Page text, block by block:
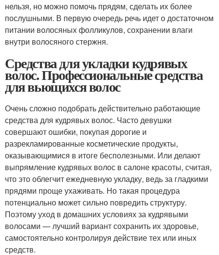
нельзя, но можно помочь прядям, сделать их более
послушными. В первую очередь речь идет о достаточном
питании волосяных фолликулов, сохранении влаги
внутри волосяного стержня.
Средства для укладки кудрявых
волос. Профессиональные средства
для вьющихся волос
Очень сложно подобрать действительно работающие
средства для кудрявых волос. Часто девушки
совершают ошибки, покупая дорогие и
разрекламированные косметические продукты,
оказывающимися в итоге бесполезными. Или делают
выпрямление кудрявых волос в салоне красоты, считая,
что это облегчит ежедневную укладку, ведь за гладкими
прядями проще ухаживать. Но такая процедура
потенциально может сильно повредить структуру.
Поэтому уход в домашних условиях за кудрявыми
волосами — лучший вариант сохранить их здоровье,
самостоятельно контролируя действие тех или иных
средств.